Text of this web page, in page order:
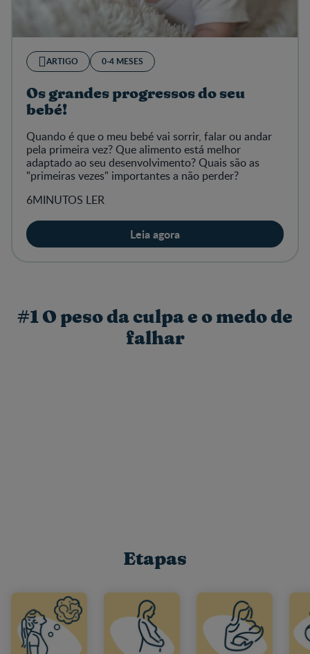
ARTIGO 0-4 MESES
Os grandes progressos do seu
bebé!
Quando é que o meu bebé vai sorrir, falar ou andar
pela primeira vez? Que alimento está melhor
adaptado ao seu desenvolvimento? Quais são as
"primeiras vezes" importantes a não perder?
6MINUTOS LER
Leia agora
#1 O peso da culpa e o medo de
falhar
Etapas